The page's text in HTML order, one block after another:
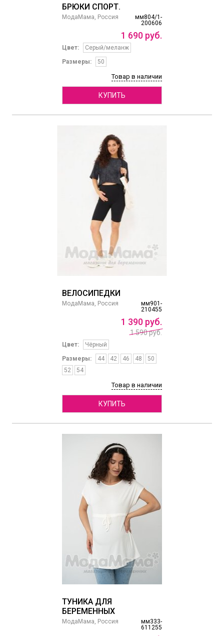
БРЮКИ СПОРТ.
мм804/1-
200606
МодаМама, Россия
1 690 руб.
Цвет:
Серый/меланж
Размеры:
50
Товар в наличии
КУПИТЬ
ВЕЛОСИПЕДКИ
мм901-
210455
МодаМама, Россия
1 390 руб.
1 590 руб.
Цвет:
Чёрный
Размеры:
44 42 46 48
50
52
54
Товар в наличии
КУПИТЬ
ТУНИКА ДЛЯ
БЕРЕМЕННЫХ
мм333-
611255
МодаМама, Россия